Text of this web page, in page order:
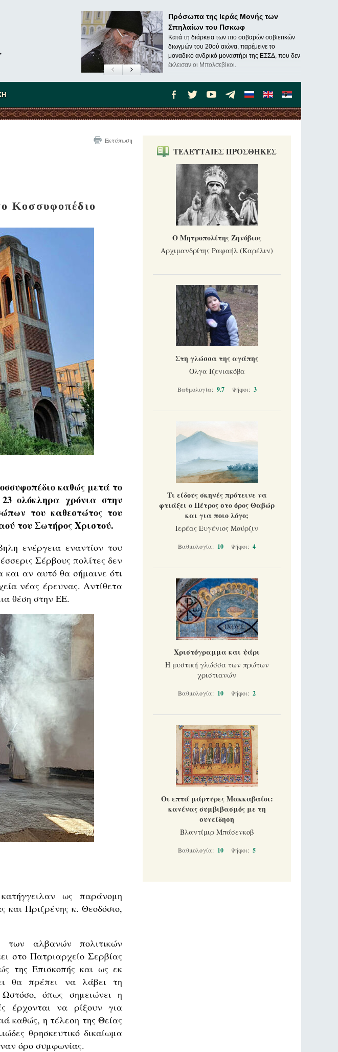
Πρόσωπα της Ιεράς Μονής των
Σπηλαίων του Πσκωφ
Κατά τη διάρκεια των πιο σοβαρών σοβιετικών
διωγμών του 20ού αιώνα, παρέμεινε το
μοναδικό ανδρικό μοναστήρι της ΕΣΣΔ, που δεν
έκλεισαν οι Μπολσεβίκοι.
Εκτύπωση
Κοσσυφοπέδιο
καθώς μετά το
ολόκληρα χρόνια στην
του καθεστώτος του
του Σωτήρος Χριστού.
ενέργεια εναντίον του
Σέρβους πολίτες δεν
αν αυτό θα σήμαινε ότι
νέας έρευνας. Αντίθετα
θέση στην ΕΕ.
ως παράνομη
και Πριζρένης κ. Θεοδόσιο,
αλβανών πολιτικών
στο Πατριαρχείο Σερβίας
της Επισκοπής και ως εκ
θα πρέπει να λάβει τη
όπως σημειώνει η
έρχονται να ρίξουν για
καθώς, η τέλεση της Θείας
θρησκευτικό δικαίωμα
όρο συμφωνίας.
ΤΕΛΕΥΤΑΙΕΣ ΠΡΟΣΘΗΚΕΣ
Ο Μητροπολίτης Ζηνόβιος
Αρχιμανδρίτης Ραφαήλ (Καρέλιν)
Στη γλώσσα της αγάπης
Όλγα Ιζενιακόβα
Βαθμολογία: 9.7 Ψήφοι: 3
Τι είδους σκηνές πρότεινε να
φτιάξει ο Πέτρος στο όρος Θαβώρ
και για ποιο λόγο;
Ιερέας Ευγένιος Μούρζιν
Βαθμολογία: 10 Ψήφοι: 4
Χριστόγραμμα και ψάρι
Η μυστική γλώσσα των πρώτων
χριστιανών
Βαθμολογία: 10 Ψήφοι: 2
Οι επτά μάρτυρες Μακκαβαίοι:
κανένας συμβιβασμός με τη
συνείδηση
Βλαντίμιρ Μπάσενκοβ
Βαθμολογία: 10 Ψήφοι: 5